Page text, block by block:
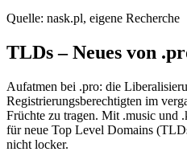
Quelle: nask.pl, eigene Recherche
TLDs – Neues von
Aufatmen bei .pro: die
Registrierungsberechtigten im
Früchte zu tragen. Mit .music und
für neue Top Level Domains
nicht locker.